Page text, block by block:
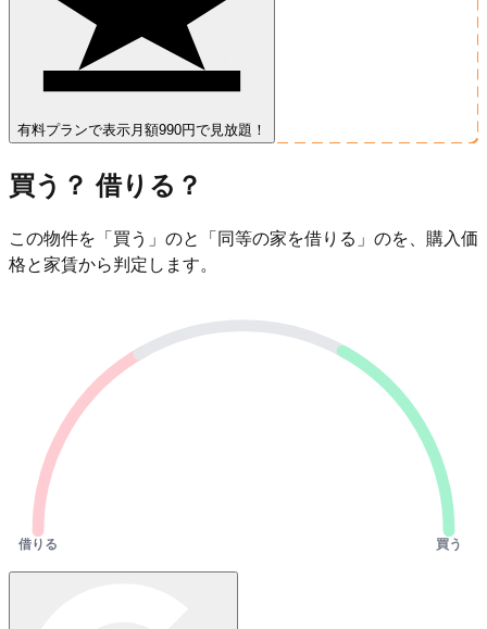
有料プランで表示 月額990円で見放題！
買う？ 借りる？
この物件を「買う」のと「同等の家を借りる」のを、購入価
格と家賃から判定します。
借りる 買う